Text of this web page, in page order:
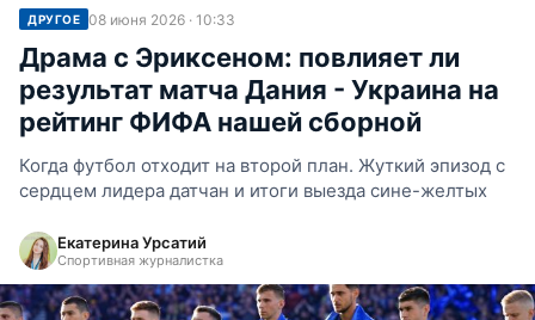
ДРУГОЕ 08 июня 2026 · 10:33
Драма с Эриксеном: повлияет ли
результат матча Дания - Украина на
рейтинг ФИФА нашей сборной
Когда футбол отходит на второй план. Жуткий эпизод с
сердцем лидера датчан и итоги выезда сине-желтых
Екатерина Урсатий
Спортивная журналистка